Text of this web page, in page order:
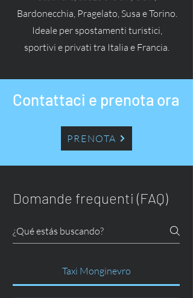
Bardonecchia, Pragelato, Susa e Torino.
Ideale per spostamenti turistici,
sportivi e privati tra Italia e Francia.
Contattaci e prenota ora
PRENOTA
Domande frequenti (FAQ)
Taxi Monginevro